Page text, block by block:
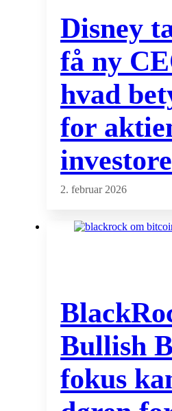
Disney
få ny
hvad
for
2. februar 2026
Bullish
fokus